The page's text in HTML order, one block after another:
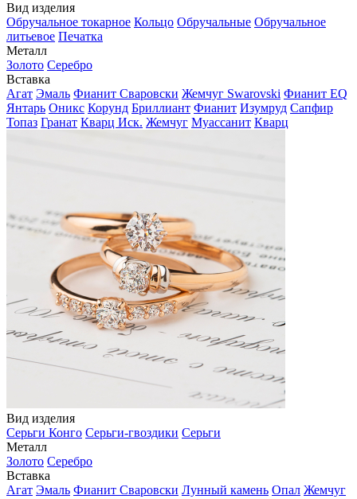
Вид изделия
Обручальное токарное Кольцо Обручальные Обручальное
литьевое Печатка
Металл
Золото Серебро
Вставка
Агат Эмаль Фианит Сваровски Жемчуг Swarovski Фианит EQ
Янтарь Оникс Корунд Бриллиант Фианит Изумруд Сапфир
Топаз Гранат Кварц Иск. Жемчуг Муассанит Кварц
Вид изделия
Серьги Конго Серьги-гвоздики Серьги
Металл
Золото Серебро
Вставка
Агат Эмаль Фианит Сваровски Лунный камень Опал Жемчуг